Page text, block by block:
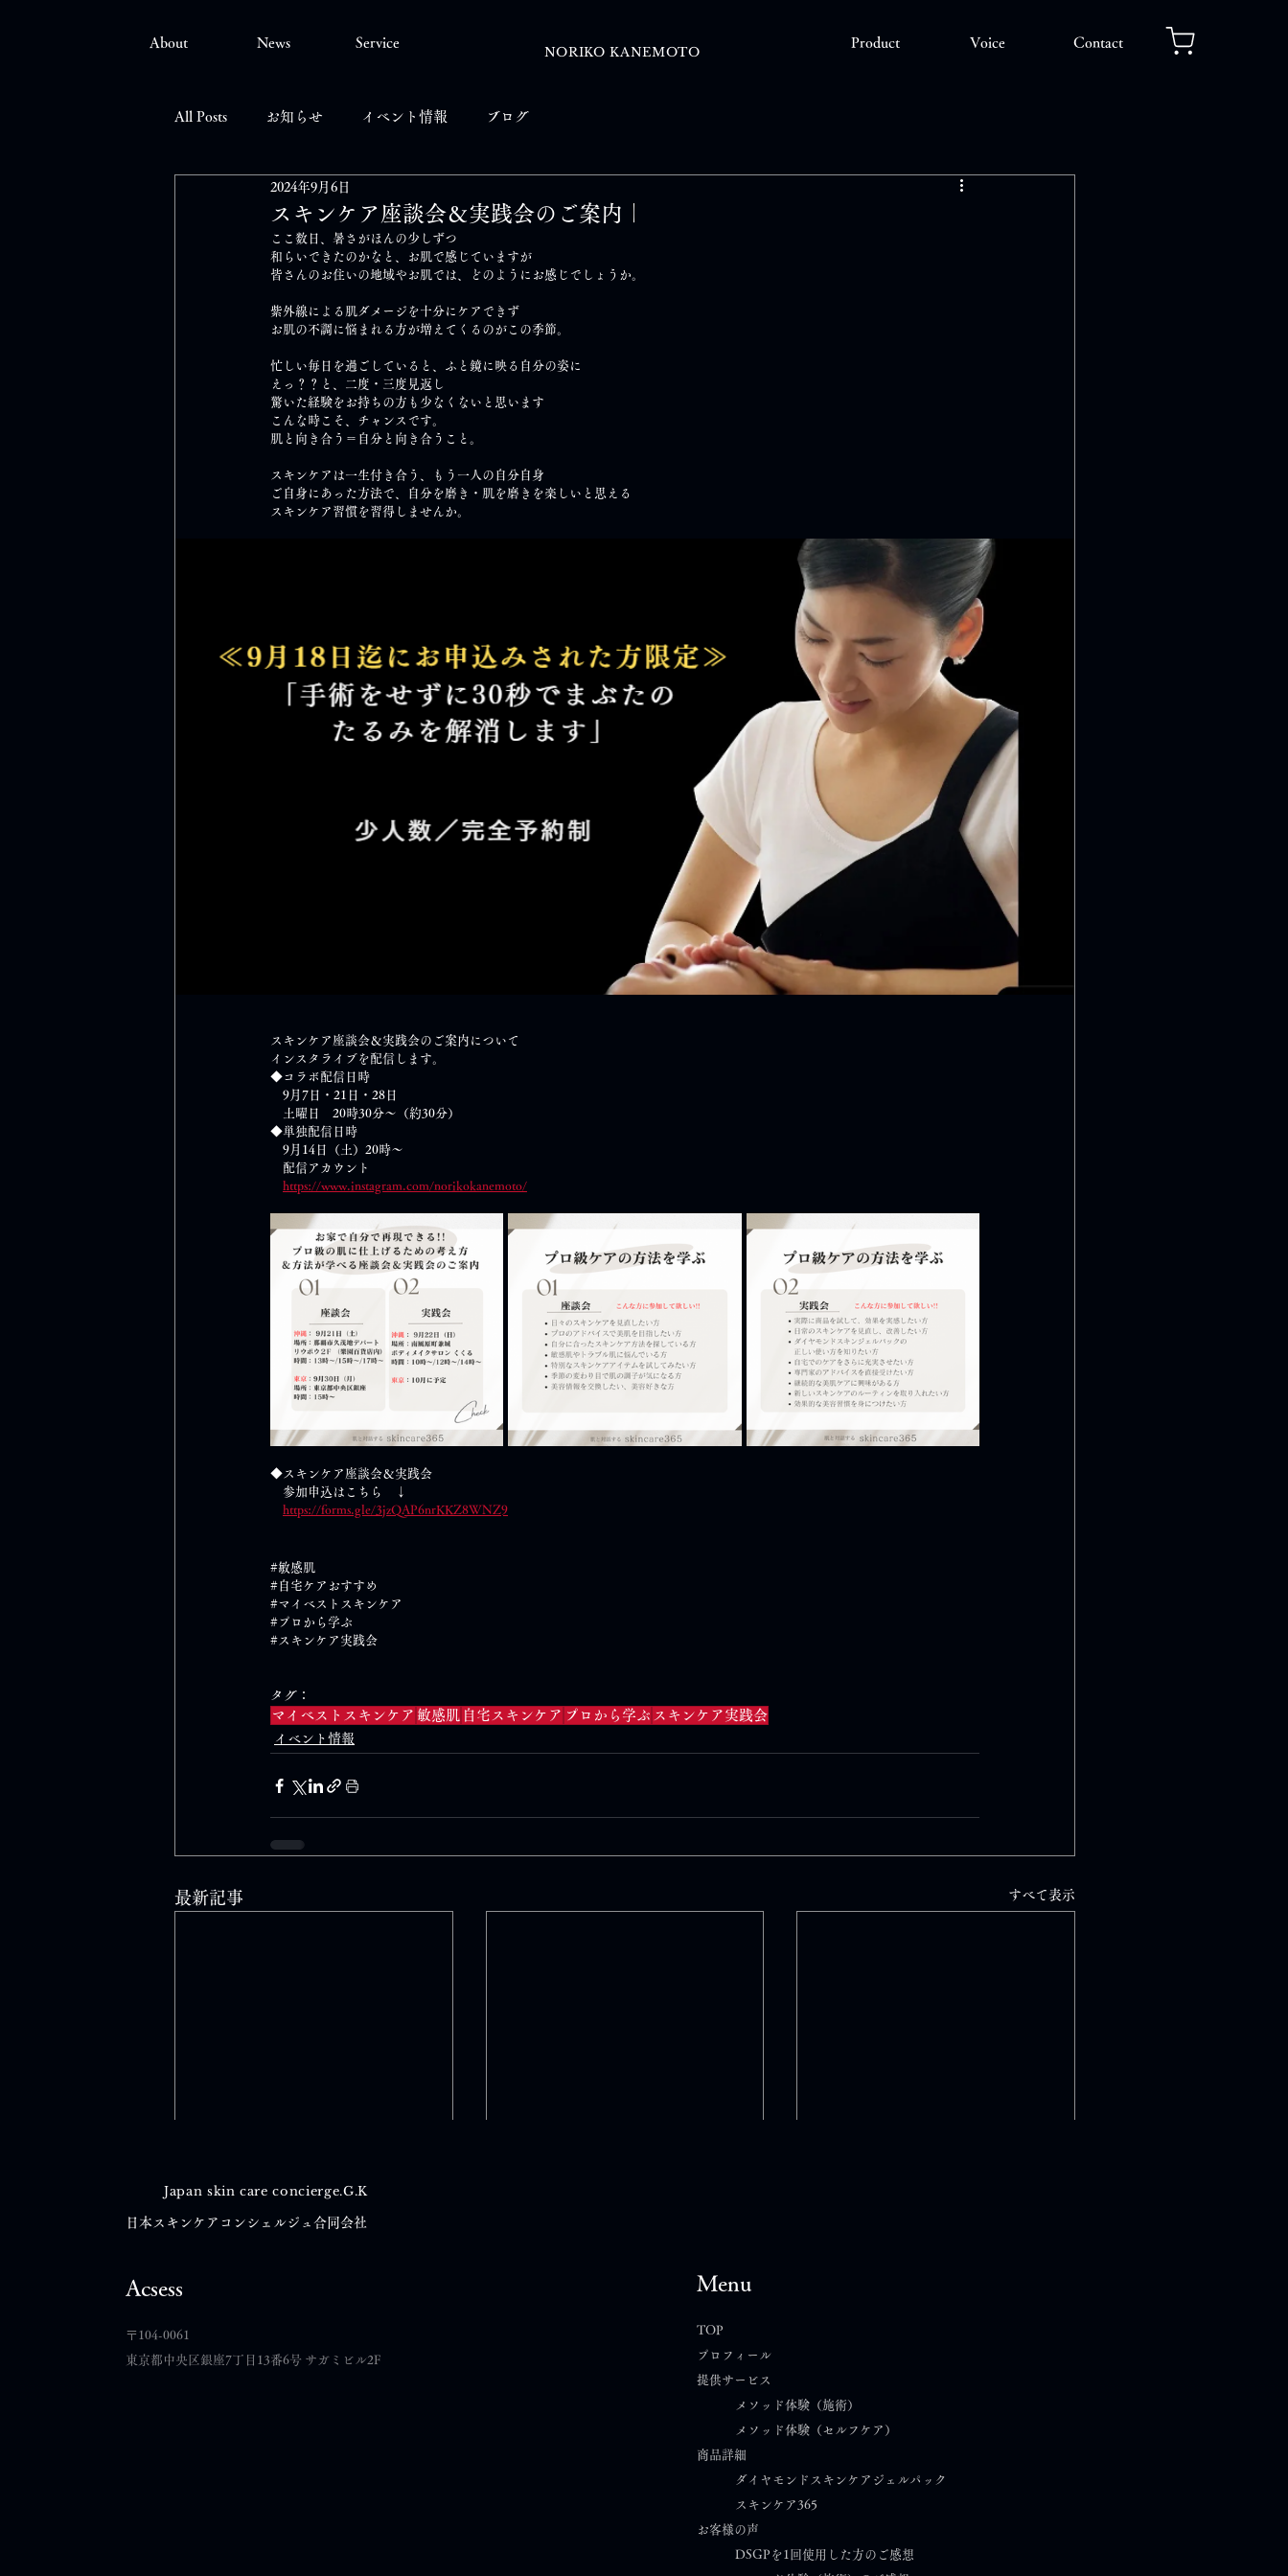
About News Service
NORIKO KANEMOTO
Product Voice Contact
All Posts お知らせ イベント情報 ブログ
スキンケア座談会＆実践会のご案内｜
2024年9月6日
ここ数日、暑さがほんの少しずつ
和らいできたのかなと、お肌で感じていますが
皆さんのお住いの地域やお肌では、どのようにお感じでしょうか。
紫外線による肌ダメージを十分にケアできず
お肌の不調に悩まれる方が増えてくるのがこの季節。
忙しい毎日を過ごしていると、ふと鏡に映る自分の姿に
えっ？？と、二度・三度見返し
驚いた経験をお持ちの方も少なくないと思います
こんな時こそ、チャンスです。
肌と向き合う＝自分と向き合うこと。
スキンケアは一生付き合う、もう一人の自分自身
ご自身にあった方法で、自分を磨き・肌を磨きを楽しいと思える
スキンケア習慣を習得しませんか。
スキンケア座談会＆実践会のご案内について
インスタライブを配信します。
◆コラボ配信日時
9月7日・21日・28日
土曜日　20時30分～（約30分）
◆単独配信日時
9月14日（土）20時～
配信アカウント
https://www.instagram.com/norikokanemoto/
◆スキンケア座談会＆実践会
参加申込はこちら　↓
https://forms.gle/3jzQAP6nrKKZ8WNZ9
#敏感肌
#自宅ケアおすすめ
#マイベストスキンケア
#プロから学ぶ
#スキンケア実践会
タグ：
マイベストスキンケア 敏感肌 自宅スキンケア プロから学ぶ スキンケア実践会
イベント情報
最新記事 すべて表示
夢叶イベント2026 ｜出店の
ご案内
Japan skin care concierge.G.K
日本スキンケアコンシェルジュ合同会社
Acsess
​〒104-0061
東京都中央区銀座7丁目13番6号 サガミビル2F
Menu
TOP
プロフィール
提供サービス
メソッド体験（施術）
メソッド体験（セルフケア）
商品詳細
ダイヤモンドスキンケアジェルパック
スキンケア365​
お客様の声
DSGPを1回使用した方のご感想